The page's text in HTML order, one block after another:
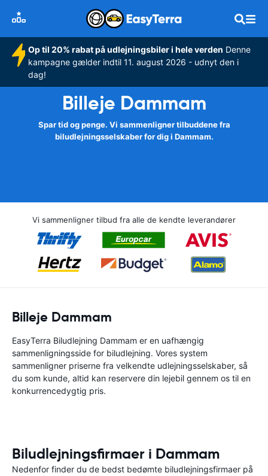
Op til 20% rabat på udlejningsbiler i hele verden Denne
kampagne gælder indtil 11. august 2026 - udnyt den i
dag!
Billeje Dammam
Spar tid og penge. Vi sammenligner tilbuddene fra
biludlejningsselskaber for dig i Dammam.
Vi sammenligner tilbud fra alle de kendte leverandører
Billeje Dammam
EasyTerra Biludlejning Dammam er en uafhængig
sammenligningsside for biludlejning. Vores system
sammenligner priserne fra velkendte udlejningsselskaber, så
du som kunde, altid kan reservere din lejebil gennem os til en
konkurrencedygtig pris.
Biludlejningsfirmaer i Dammam
Nedenfor finder du de bedst bedømte biludlejningsfirmaer på